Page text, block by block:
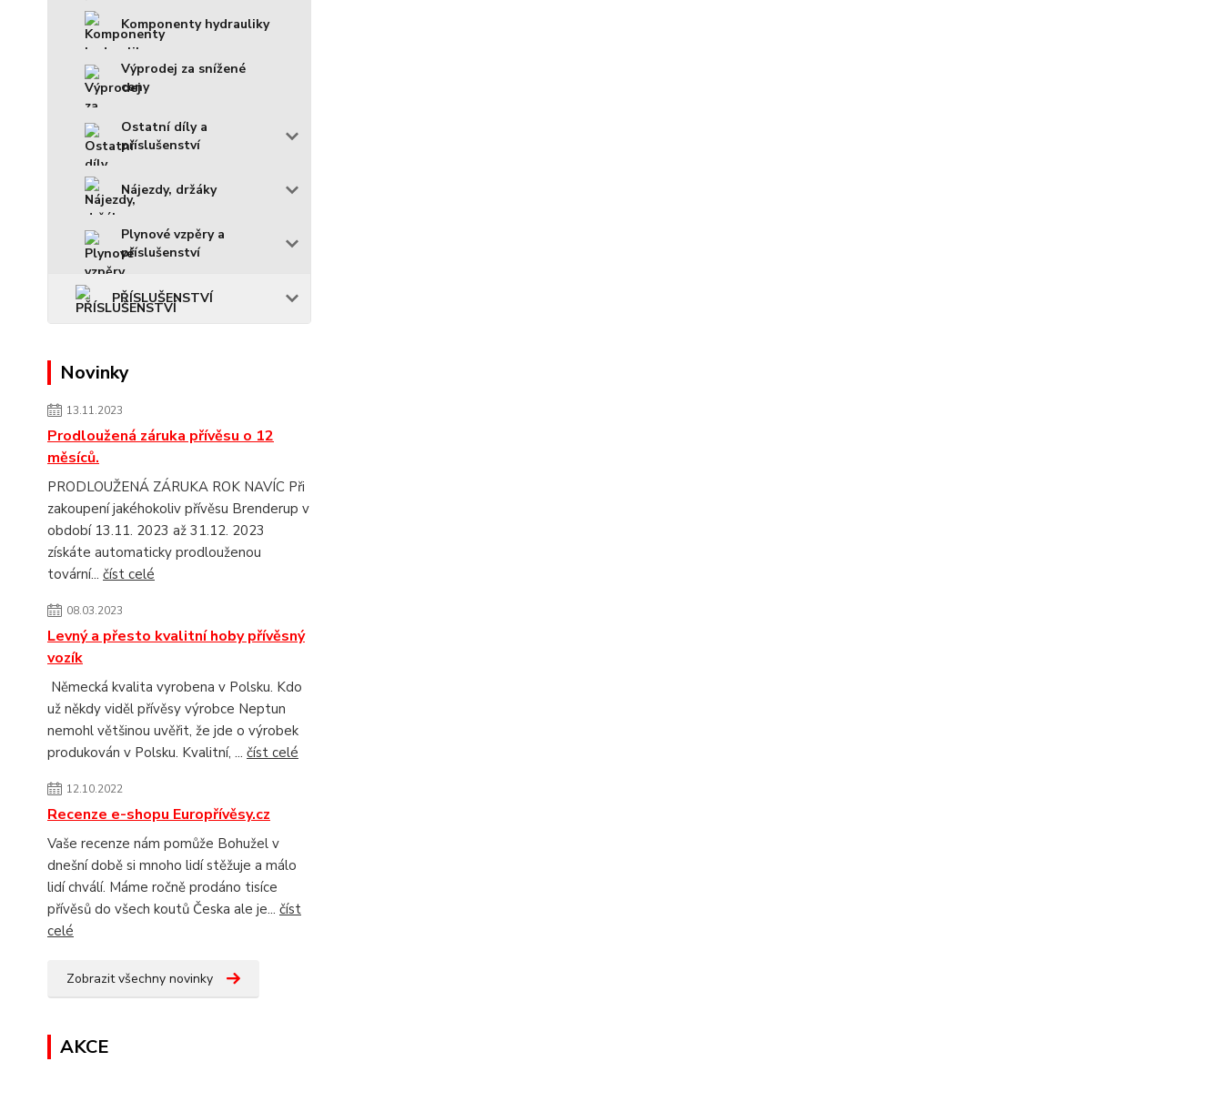
Komponenty hydrauliky
Výprodej za snížené
ceny
Ostatní díly a
příslušenství
Nájezdy, držáky
Plynové vzpěry a
příslušenství
PŘÍSLUŠENSTVÍ
Novinky
13.11.2023
Prodloužená záruka přívěsu o 12
měsíců.
PRODLOUŽENÁ ZÁRUKA ROK NAVÍC Při
zakoupení jakéhokoliv přívěsu Brenderup v
období 13.11. 2023 až 31.12. 2023
získáte automaticky prodlouženou
tovární... číst celé
08.03.2023
Levný a přesto kvalitní hoby přívěsný
vozík
Německá kvalita vyrobena v Polsku. Kdo
už někdy viděl přívěsy výrobce Neptun
nemohl většinou uvěřit, že jde o výrobek
produkován v Polsku. Kvalitní, ... číst celé
12.10.2022
Recenze e-shopu Europřívěsy.cz
Vaše recenze nám pomůže Bohužel v
dnešní době si mnoho lidí stěžuje a málo
lidí chválí. Máme ročně prodáno tisíce
přívěsů do všech koutů Česka ale je... číst
celé
Zobrazit všechny novinky
AKCE